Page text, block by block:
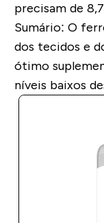
precisam de
Sumário: O
dos tecidos e
ótimo
níveis baixos